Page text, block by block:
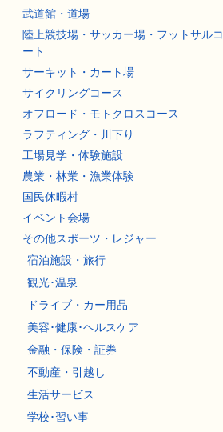
武道館・道場
陸上競技場・サッカー場・フットサルコ
ート
サーキット・カート場
サイクリングコース
オフロード・モトクロスコース
ラフティング・川下り
工場見学・体験施設
農業・林業・漁業体験
国民休暇村
イベント会場
その他スポーツ・レジャー
宿泊施設・旅行
観光･温泉
ドライブ・カー用品
美容･健康･ヘルスケア
金融・保険・証券
不動産・引越し
生活サービス
学校･習い事